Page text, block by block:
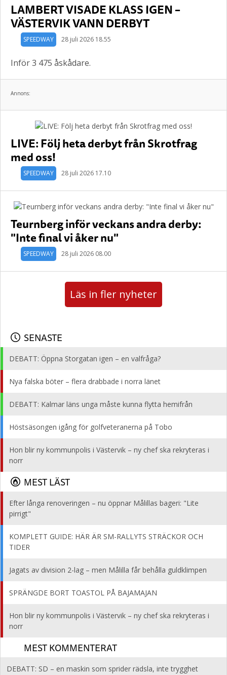
LAMBERT VISADE KLASS IGEN –
VÄSTERVIK VANN DERBYT
SPEEDWAY 28 juli 2026 18.55
Inför 3 475 åskådare.
Annons:
LIVE: Följ heta derbyt från Skrotfrag
med oss!
SPEEDWAY 28 juli 2026 17.10
Teurnberg inför veckans andra derby:
"Inte final vi åker nu"
SPEEDWAY 28 juli 2026 08.00
Läs in fler nyheter
SENASTE
DEBATT: Öppna Storgatan igen – en valfråga?
Nya falska böter – flera drabbade i norra länet
DEBATT: Kalmar läns unga måste kunna flytta hemifrån
Höstsäsongen igång för golfveteranerna på Tobo
Hon blir ny kommunpolis i Västervik – ny chef ska rekryteras i
norr
MEST LÄST
Efter långa renoveringen – nu öppnar Målillas bageri: "Lite
pirrigt"
KOMPLETT GUIDE: HÄR ÄR SM-RALLYTS STRÄCKOR OCH
TIDER
Jagats av division 2-lag – men Målilla får behålla guldklimpen
SPRÄNGDE BORT TOASTOL PÅ BAJAMAJAN
Hon blir ny kommunpolis i Västervik – ny chef ska rekryteras i
norr
MEST KOMMENTERAT
DEBATT: SD – en maskin som sprider rädsla, inte trygghet